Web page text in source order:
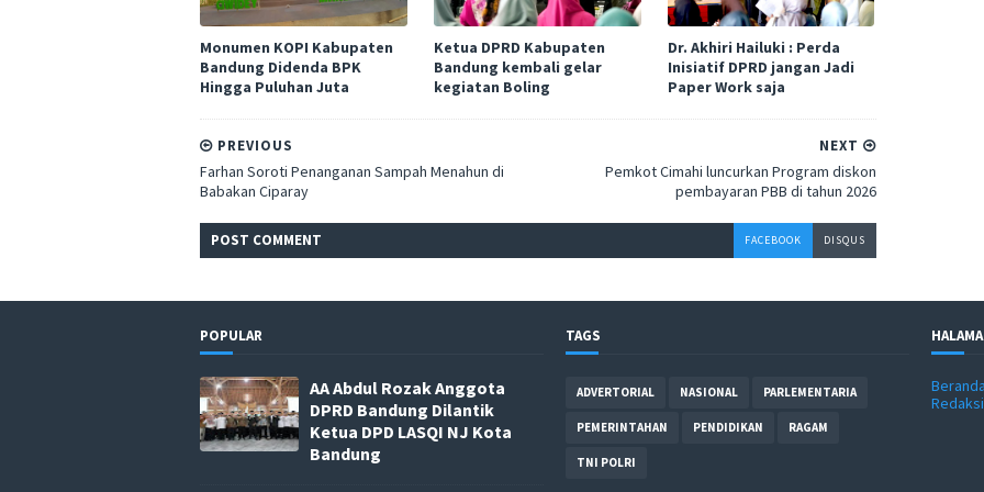
Monumen KOPI Kabupaten
Bandung Didenda BPK
Hingga Puluhan Juta
Ketua DPRD Kabupaten
Bandung kembali gelar
kegiatan Boling
Dr. Akhiri Hailuki : Perda
Inisiatif DPRD jangan Jadi
Paper Work saja
NEXT
Pemkot Cimahi luncurkan Program diskon
pembayaran PBB di tahun 2026
PREVIOUS
Farhan Soroti Penanganan Sampah Menahun di
Babakan Ciparay
POST COMMENT FACEBOOK DISQUS
POPULAR
AA Abdul Rozak Anggota
DPRD Bandung Dilantik
Ketua DPD LASQI NJ Kota
Bandung
TAGS
ADVERTORIAL NASIONAL PARLEMENTARIA
PEMERINTAHAN PENDIDIKAN RAGAM
TNI POLRI
Redaksi